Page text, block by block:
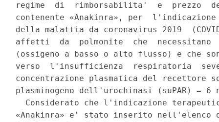
regime  di  rimborsabilita'  e  prezzo
contenente «Anakinra», per
della malattia da coronavirus 2019
affetti  da  polmonite  che  necessitano
(ossigeno a basso o alto flusso) e che
verso  l'insufficienza  respiratoria
concentrazione plasmatica del
plasminogeno dell'urochinasi (suPAR) =
Considerato che l'indicazione
«Anakinra» e' stato inserito